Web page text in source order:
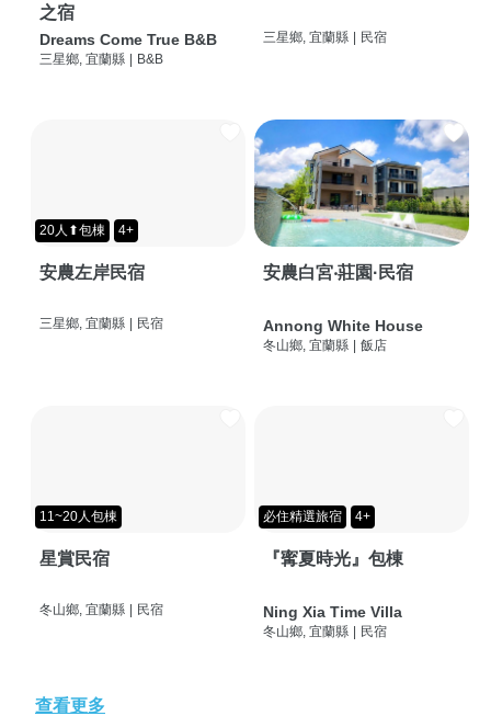
之宿
Dreams Come True B&B
三星鄉, 宜蘭縣 | B&B
三星鄉, 宜蘭縣 | 民宿
20人⬆包棟 4+
安農左岸民宿
三星鄉, 宜蘭縣 | 民宿
安農白宮‧莊園·民宿
Annong White House
冬山鄉, 宜蘭縣 | 飯店
11~20人包棟
星賞民宿
冬山鄉, 宜蘭縣 民宿
必住精選旅宿 4+
『寗夏時光』包棟
Ning Xia Time Villa
冬山鄉, 宜蘭縣 民宿
查看更多